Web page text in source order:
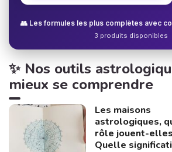
👥 Les formules les plus complètes avec
3 produits disponibles
✨ Nos outils
mieux se comprendre
Les maisons
astrologiques,
rôle jouent-
Quelle